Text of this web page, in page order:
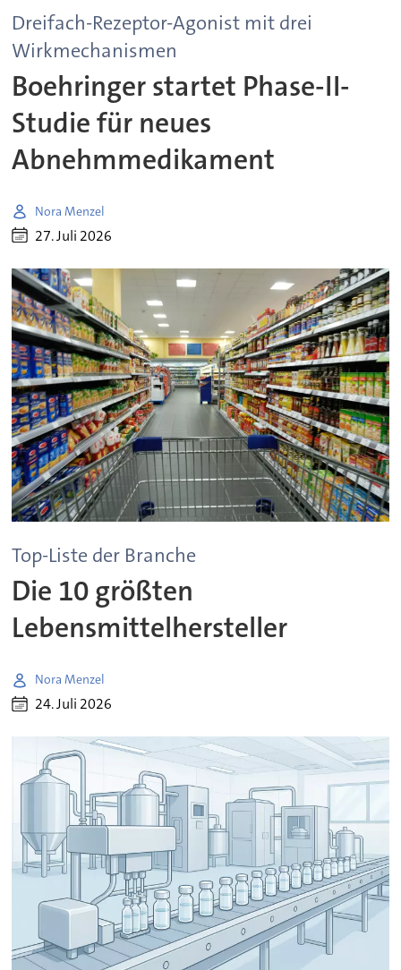
Dreifach-Rezeptor-Agonist mit drei
Wirkmechanismen
Boehringer startet Phase-II-
Studie für neues
Abnehmmedikament
Nora Menzel
27. Juli 2026
Top-Liste der Branche
Die 10 größten
Lebensmittelhersteller
Nora Menzel
24. Juli 2026